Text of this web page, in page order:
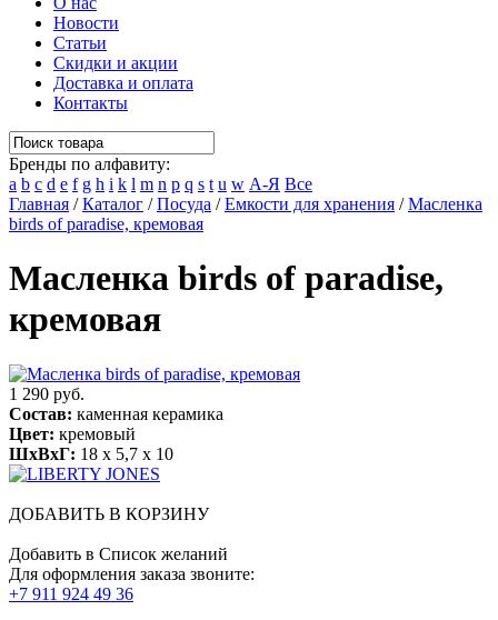
Новости
Статьи
Скидки и акции
Доставка и оплата
Контакты
Бренды по алфавиту:
a b c d e f g h i k l m n p q s t u w А-Я Все
Главная /Каталог /Посуда /Емкости для хранения /Масленка
birds of paradise, кремовая
Масленка birds of paradise,
кремовая
1 290 руб.
Состав: каменная керамика
Цвет: кремовый
ШхВхГ: 18 x 5,7 x 10
ДОБАВИТЬ В КОРЗИНУ
Добавить в Список желаний
Для оформления заказа звоните:
+7 911 924 49 36